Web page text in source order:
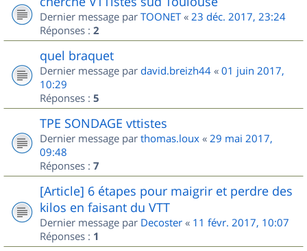
Dernier message par TOONET« 23 déc. 2017, 23:24
Réponses : 2
quel braquet
Dernier message par david.breizh44 « 01 juin 2017,
10:29
Réponses : 5
TPE SONDAGE vttistes
Dernier message par thomas.loux « 29 mai 2017,
09:48
Réponses : 7
[Article] 6 étapes pour maigrir et perdre des
kilos en faisant du VTT
Dernier message par Decoster « 11 févr. 2017, 10:07
Réponses : 1